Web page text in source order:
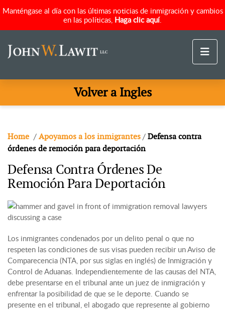
Manténgase al día con las últimas noticias de inmigración y cambios
en las políticas, Haga clic aquí.
Volver a Ingles
Home /Apoyamos a los inmigrantes/Defensa contra
órdenes de remoción para deportación
Defensa Contra Órdenes De
Remoción Para Deportación
Los inmigrantes condenados por un delito penal o que no
respeten las condiciones de sus visas pueden recibir un Aviso de
Comparecencia (NTA, por sus siglas en inglés) de Inmigración y
Control de Aduanas. Independientemente de las causas del NTA,
debe presentarse en el tribunal ante un juez de inmigración y
enfrentar la posibilidad de que se le deporte. Cuando se
presente en el tribunal, el abogado que represente al gobierno